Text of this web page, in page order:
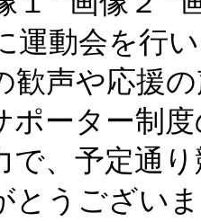
運動会を行
歓声や応援
ポーター制
で、予定通
とうござい